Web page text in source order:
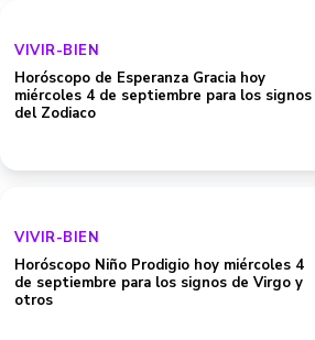
VIVIR-BIEN
Horóscopo de Esperanza Gracia hoy
miércoles 4 de septiembre para los signos
del Zodiaco
VIVIR-BIEN
Horóscopo Niño Prodigio hoy miércoles 4
de septiembre para los signos de Virgo y
otros